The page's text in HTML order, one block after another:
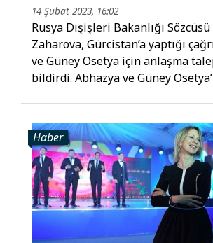
14 Şubat 2023, 16:02
Rusya Dışişleri Bakanlığı
Zaharova, Gürcistan’a yaptığı
ve Güney Osetya için anlaşma
bildirdi. Abhazya ve Güney
Haber